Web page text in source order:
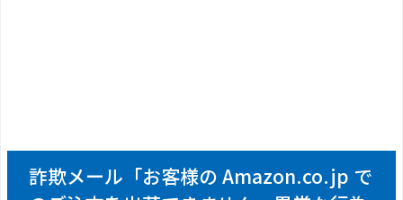
詐欺メール「お客様の Amazon.co.jp で